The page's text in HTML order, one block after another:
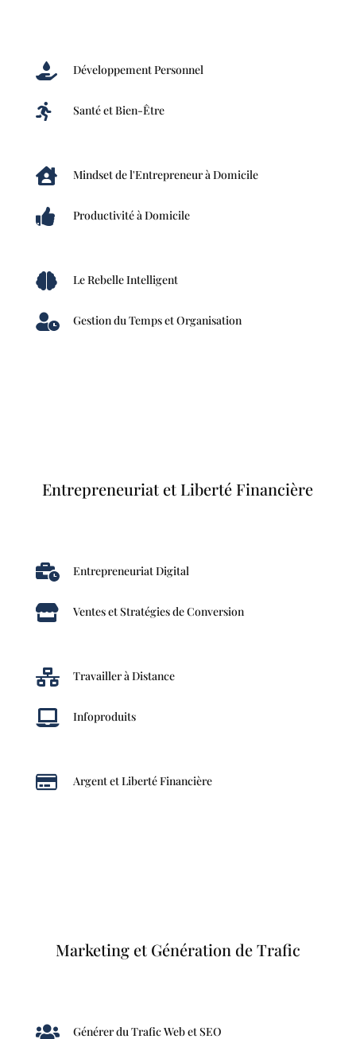
 Développement Personnel
 Santé et Bien-Être
 Mindset de l'Entrepreneur à Domicile
 Productivité à Domicile
 Le Rebelle Intelligent
 Gestion du Temps et Organisation
Entrepreneuriat et Liberté Financière
 Entrepreneuriat Digital
 Ventes et Stratégies de Conversion
 Travailler à Distance
 Infoproduits
 Argent et Liberté Financière
Marketing et Génération de Trafic
 Générer du Trafic Web et SEO